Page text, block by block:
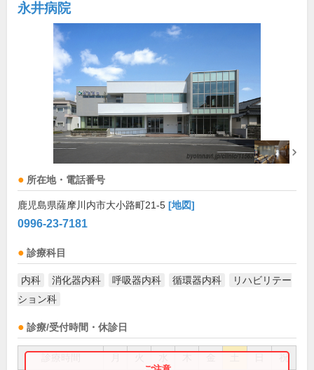
永井病院
所在地・電話番号
鹿児島県薩摩川内市大小路町21-5 [地図]
0996-23-7181
診療科目
内科 消化器内科 呼吸器内科 循環器内科
リハビリテー
ション科
診療/受付時間・休診日
祝